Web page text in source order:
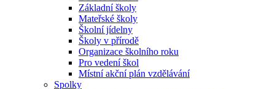
Základní školy
Mateřské školy
Školní jídelny
Školy v přírodě
Organizace školního roku
Pro vedení škol
Místní akční plán vzdělávání
Spolky